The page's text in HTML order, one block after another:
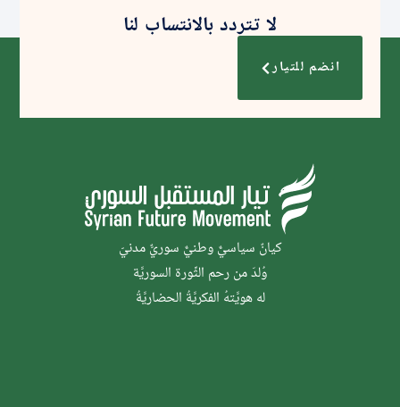
لا تتردد بالانتساب لنا
انضم للتيار
كيانٌ سياسيٌّ وطنيٌّ سوريٌّ مدنيّ
وُلدَ من رحم الثَّورة السوريَّة
له هويَّتهُ الفكريَّةُ الحضاريَّةُ